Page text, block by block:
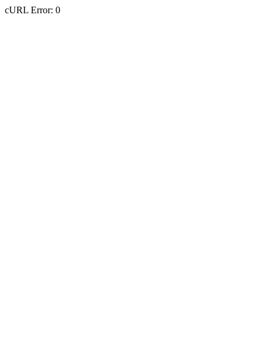
cURL Error: 0